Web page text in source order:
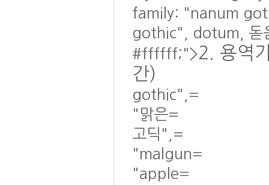
family: "nanum
gothic", dotum, 돋
#ffffff;">2. 용역
간)
gothic",=
"맑은=
고딕",=
"malgun=
"apple=